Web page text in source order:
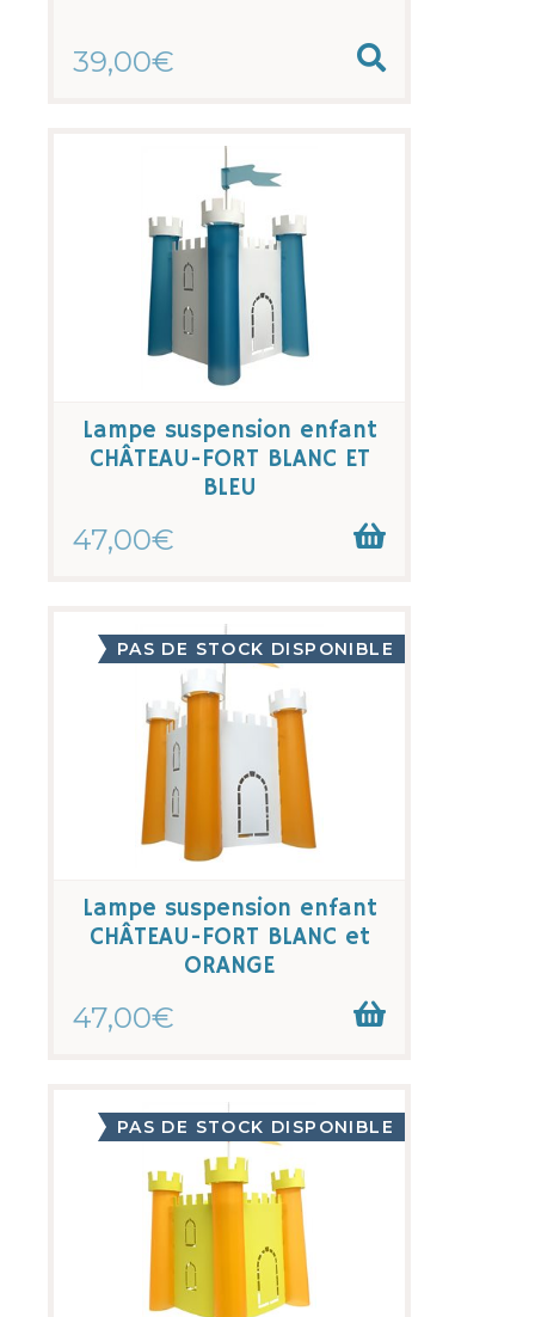
39,00€
Lampe suspension enfant
CHÂTEAU-FORT BLANC ET
BLEU
47,00€
Lampe suspension enfant
CHÂTEAU-FORT BLANC et
ORANGE
47,00€
PAS DE STOCK DISPONIBLE
PAS DE STOCK DISPONIBLE